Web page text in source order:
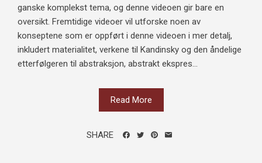
ganske komplekst tema, og denne videoen gir bare en
oversikt. Fremtidige videoer vil utforske noen av
konseptene som er oppført i denne videoen i mer detalj,
inkludert materialitet, verkene til Kandinsky og den åndelige
etterfølgeren til abstraksjon, abstrakt ekspres...
Read More
SHARE